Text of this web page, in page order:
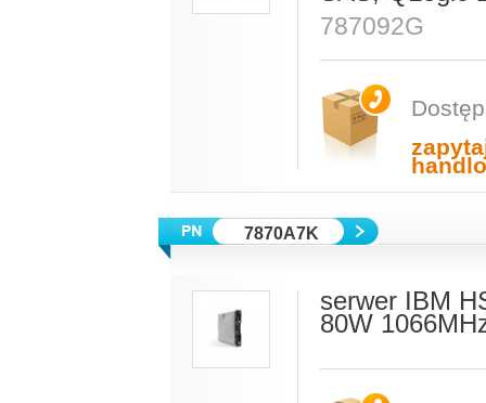
787092G
7870A7K
serwer IBM
80W